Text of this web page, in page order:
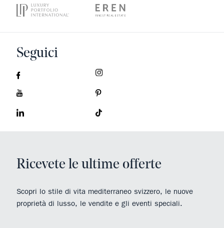
Seguici
Ricevete le ultime offerte
Scopri lo stile di vita mediterraneo svizzero, le nuove
proprietà di lusso, le vendite e gli eventi speciali.